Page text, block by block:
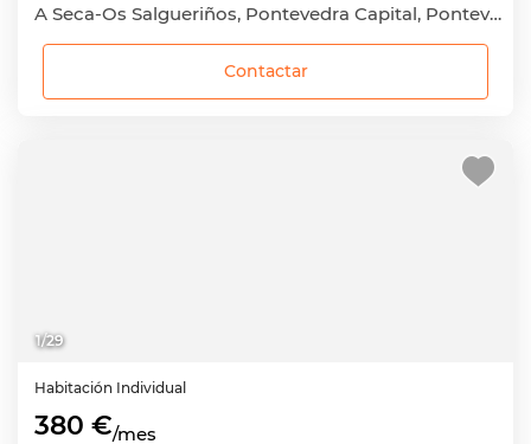
A Seca-Os Salgueriños, Pontevedra Capital, Pontevedra
Contactar
1/29
Habitación Individual
380 €/mes